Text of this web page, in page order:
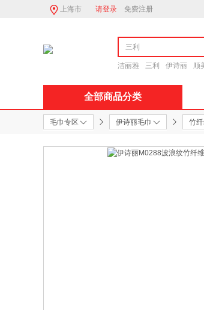
上海市 请登录 免费注册
洁丽雅 三利 伊诗丽 顺
全部商品分类
毛巾专区 伊诗丽毛巾 竹